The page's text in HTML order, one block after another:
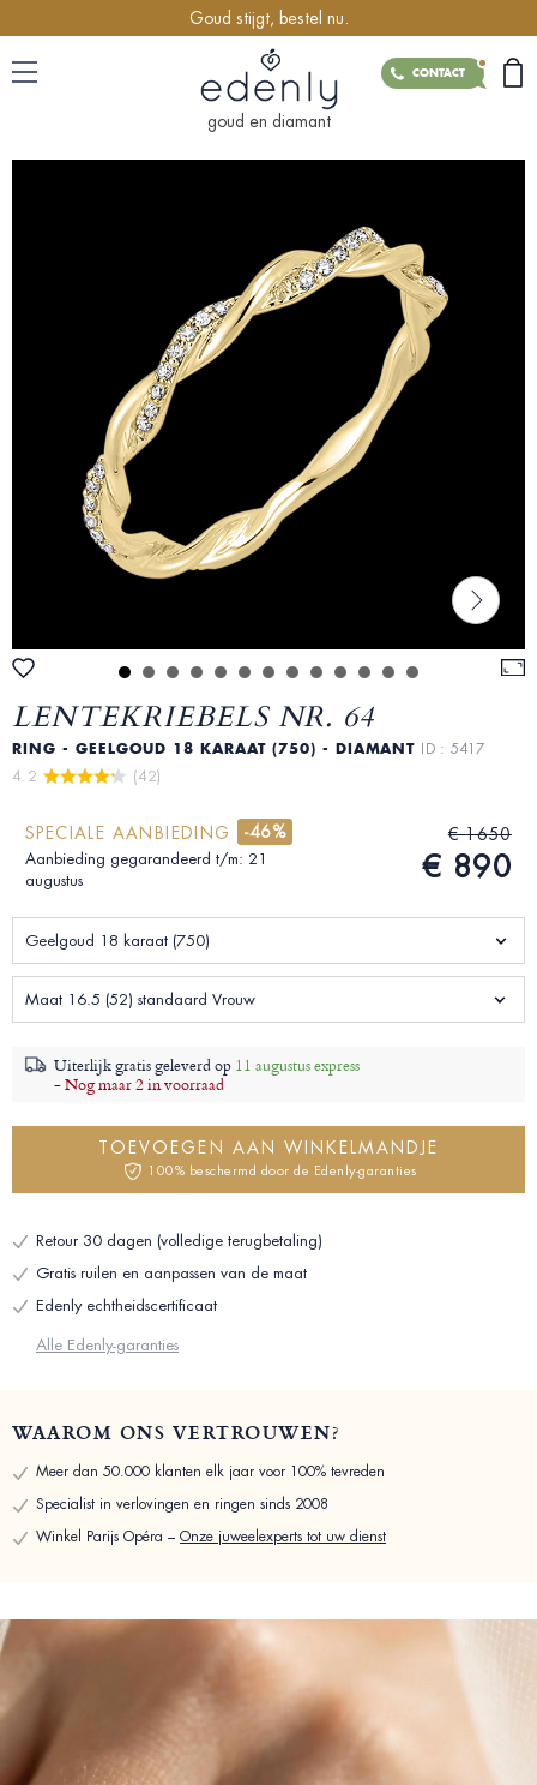
Goud stijgt, bestel nu.
CONTACT
goud en diamant
LENTEKRIEBELS NR. 64
RING - GEELGOUD 18 KARAAT (750) - DIAMANT ID : 5417
4.2
(42)
SPECIALE AANBIEDING -46%
Aanbieding gegarandeerd t/m: 21
augustus
€ 1650
€ 890
Geelgoud 18 karaat (750)
Maat 16.5 (52) standaard Vrouw
Uiterlijk gratis geleverd op 11 augustus express
-Nog maar 2 in voorraad
TOEVOEGEN AAN WINKELMANDJE
100% beschermd door de Edenly-garanties
Retour 30 dagen (volledige terugbetaling)
Gratis ruilen en aanpassen van de maat
Edenly echtheidscertificaat
Alle Edenly-garanties
WAAROM ONS VERTROUWEN?
Meer dan 50.000 klanten elk jaar voor 100% tevreden
Specialist in verlovingen en ringen sinds 2008
Winkel Parijs Opéra – Onze juweelexperts tot uw dienst